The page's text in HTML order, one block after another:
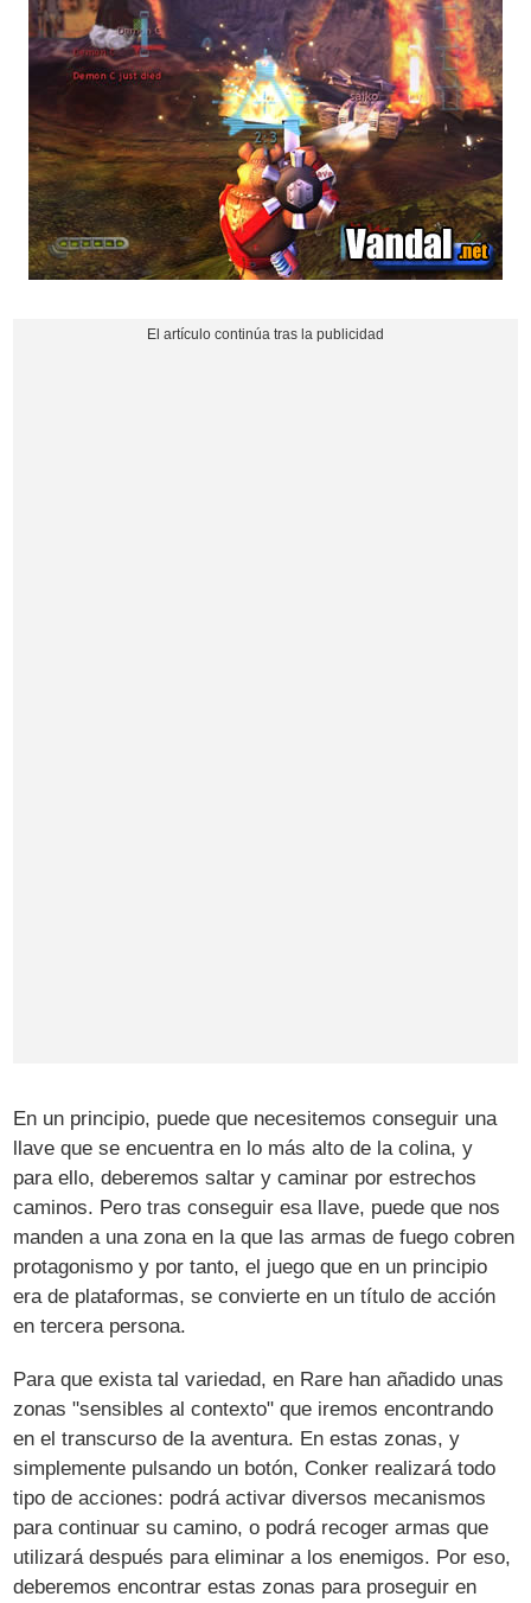
En un principio, puede que necesitemos conseguir una
llave que se encuentra en lo más alto de la colina, y
para ello, deberemos saltar y caminar por estrechos
caminos. Pero tras conseguir esa llave, puede que nos
manden a una zona en la que las armas de fuego cobren
protagonismo y por tanto, el juego que en un principio
era de plataformas, se convierte en un título de acción
en tercera persona.
Para que exista tal variedad, en Rare han añadido unas
zonas "sensibles al contexto" que iremos encontrando
en el transcurso de la aventura. En estas zonas, y
simplemente pulsando un botón, Conker realizará todo
tipo de acciones: podrá activar diversos mecanismos
para continuar su camino, o podrá recoger armas que
utilizará después para eliminar a los enemigos. Por eso,
deberemos encontrar estas zonas para proseguir en